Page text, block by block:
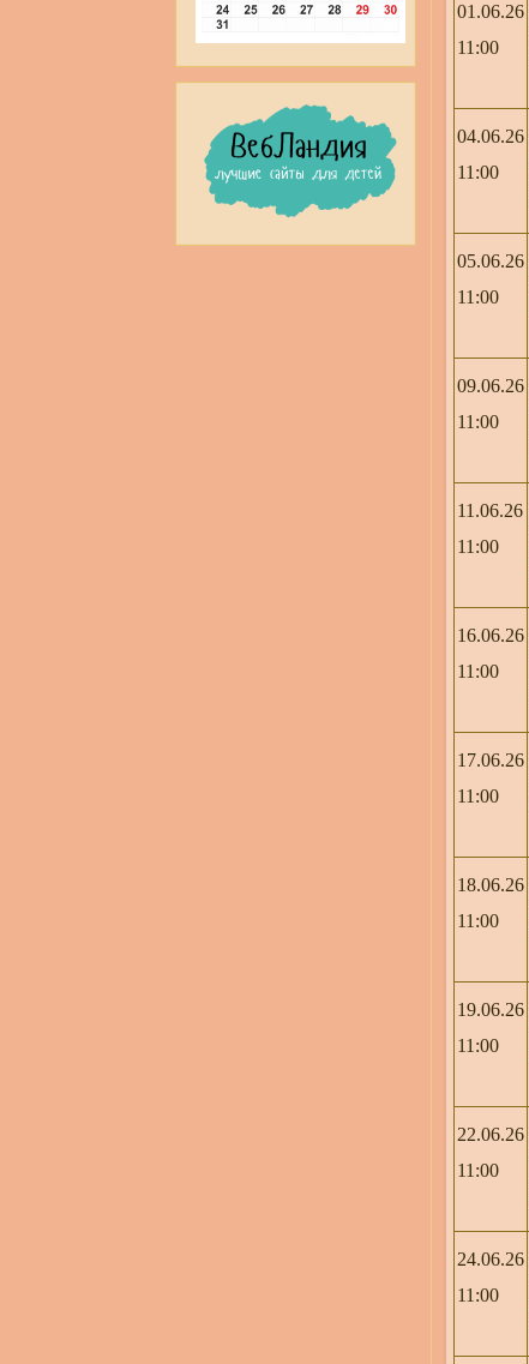
01.06.26
11:00
04.06.26
11:00
05.06.26
11:00
09.06.26
11:00
11.06.26
11:00
16.06.26
11:00
17.06.26
11:00
18.06.26
11:00
19.06.26
11:00
22.06.26
11:00
24.06.26
11:00